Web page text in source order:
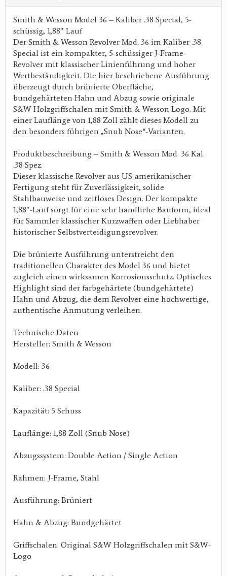
Smith & Wesson Model 36 – Kaliber .38 Special, 5-
schüssig, 1,88″ Lauf
Der Smith & Wesson Revolver Mod. 36 im Kaliber .38
Special ist ein kompakter, 5-schüssiger J-Frame-
Revolver mit klassischer Linienführung und hoher
Wertbeständigkeit. Die hier beschriebene Ausführung
überzeugt durch brünierte Oberfläche,
bundgehärteten Hahn und Abzug sowie originale
S&W Holzgriffschalen mit Smith & Wesson Logo. Mit
einer Lauflänge von 1,88 Zoll zählt dieses Modell zu
den besonders führigen „Snub Nose“-Varianten.
Produktbeschreibung – Smith & Wesson Mod. 36 Kal.
.38 Spez.
Dieser klassische Revolver aus US-amerikanischer
Fertigung steht für Zuverlässigkeit, solide
Stahlbauweise und zeitloses Design. Der kompakte
1,88″-Lauf sorgt für eine sehr handliche Bauform, ideal
für Sammler klassischer Kurzwaffen oder Liebhaber
historischer Selbstverteidigungsrevolver.
Die brünierte Ausführung unterstreicht den
traditionellen Charakter des Model 36 und bietet
zugleich einen wirksamen Korrosionsschutz. Optisches
Highlight sind der farbgehärtete (bundgehärtete)
Hahn und Abzug, die dem Revolver eine hochwertige,
authentische Anmutung verleihen.
Technische Daten
Hersteller: Smith & Wesson
Modell: 36
Kaliber: .38 Special
Kapazität: 5 Schuss
Lauflänge: 1,88 Zoll (Snub Nose)
Abzugssystem: Double Action / Single Action
Rahmen: J-Frame, Stahl
Ausführung: Brüniert
Hahn & Abzug: Bundgehärtet
Griffschalen: Original S&W Holzgriffschalen mit S&W-
Logo